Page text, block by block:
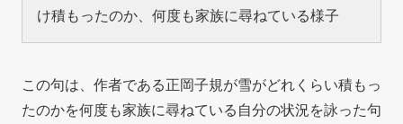
け積もったのか、何度も家族に尋ねている様子
この句は、作者である正岡子規が雪がどれくらい積もっ
たのかを何度も家族に尋ねている自分の状況を詠った句